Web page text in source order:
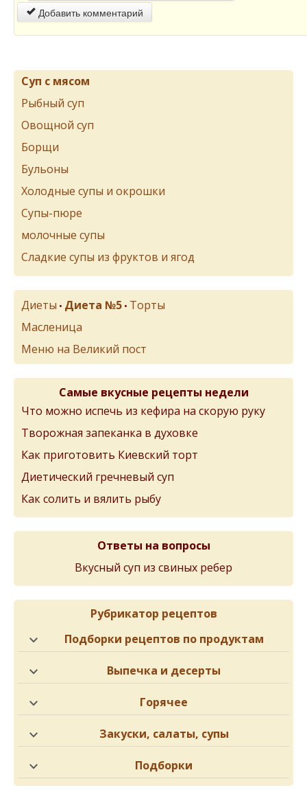
Добавить комментарий
Суп с мясом
Рыбный суп
Овощной суп
Борщи
Бульоны
Холодные супы и окрошки
Супы-пюре
молочные супы
Сладкие супы из фруктов и ягод
Диеты • Диета №5 • Торты
Масленица
Меню на Великий пост
Самые вкусные рецепты недели
Что можно испечь из кефира на скорую руку
Творожная запеканка в духовке
Как приготовить Киевский торт
Диетический гречневый суп
Как солить и вялить рыбу
Ответы на вопросы
Вкусный суп из свиных ребер
Рубрикатор рецептов
Подборки рецептов по продуктам
Выпечка и десерты
Горячее
Закуски, салаты, супы
Подборки